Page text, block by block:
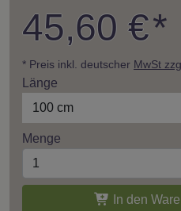
45,60 €*
* Preis inkl. deutscher MwSt
Länge
100 cm
Menge
In den